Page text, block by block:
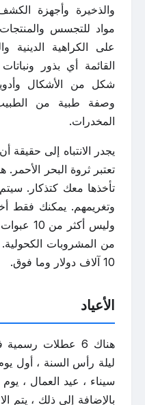
والذخيرة وأجهزة
مواد للتجسس والمنتجات
على الكراهية الدينية
القائمة أي بذور
شكل من الأشكال
وصفة طبية من
المخدرات.
يجدر الانتباه إلى حقيقة
تعتبر ثروة البحر
تأخذها معك كتذكار.
من المشروبات
10 آلاف دولار وما فوق.
الأعياد
هناك 6 عطلات
ليلة رأس السنة ، أول
سيناء ، عيد العمال ،
بالإضافة إلى ذلك ، يتم